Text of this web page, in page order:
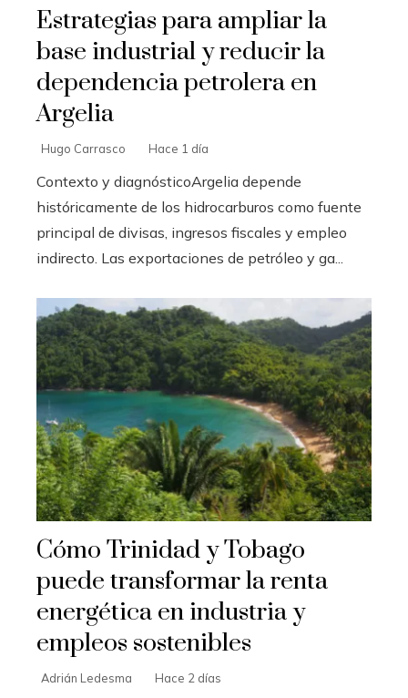
Estrategias para ampliar la
base industrial y reducir la
dependencia petrolera en
Argelia
Hugo Carrasco Hace 1 día
Contexto y diagnósticoArgelia depende
históricamente de los hidrocarburos como fuente
principal de divisas, ingresos fiscales y empleo
indirecto. Las exportaciones de petróleo y ga...
Cómo Trinidad y Tobago
puede transformar la renta
energética en industria y
empleos sostenibles
Adrián Ledesma Hace 2 días